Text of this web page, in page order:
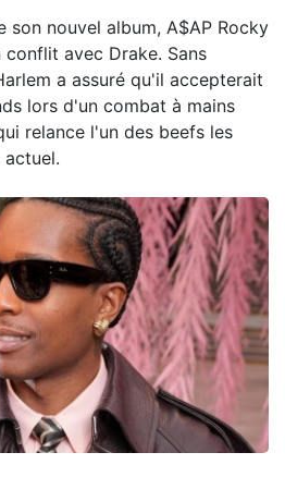
son nouvel album, A$AP Rocky
avec Drake. Sans
a assuré qu'il accepterait
lors d'un combat à mains
relance l'un des beefs les